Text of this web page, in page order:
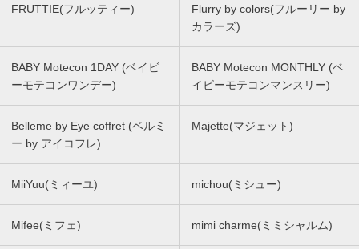
FRUTTIE(フルッティー)
Flurry by colors(フルーリー by
カラーズ)
BABY Motecon 1DAY (ベイビ
ーモテコンワンデー)
BABY Motecon MONTHLY (ベ
イビーモテコンマンスリー)
Belleme by Eye coffret (ベルミ
ー by アイコフレ)
Majette(マジェット)
MiiYuu(ミィーユ) michou(ミシュー)
Mifee(ミフェ) mimi charme(ミミシャルム)